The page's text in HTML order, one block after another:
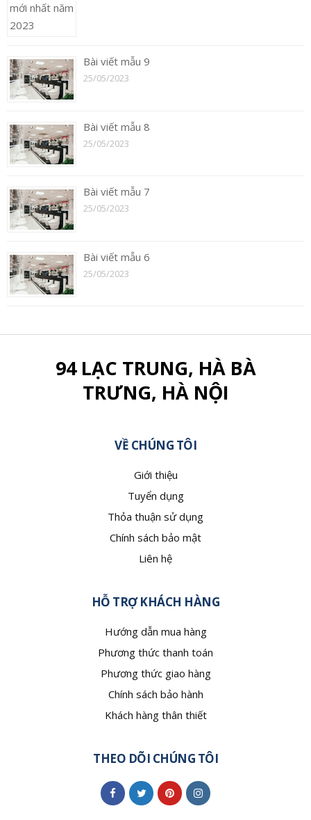
Bài viết mẫu 9
25/05/2023
Bài viết mẫu 8
25/05/2023
Bài viết mẫu 7
25/05/2023
Bài viết mẫu 6
25/05/2023
94 LẠC TRUNG, HÀ BÀ
TRƯNG, HÀ NỘI
VỀ CHÚNG TÔI
Giới thiệu
Tuyển dụng
Thỏa thuận sử dụng
Chính sách bảo mật
Liên hệ
HỖ TRỢ KHÁCH HÀNG
Hướng dẫn mua hàng
Phương thức thanh toán
Phương thức giao hàng
Chính sách bảo hành
Khách hàng thân thiết
THEO DÕI CHÚNG TÔI